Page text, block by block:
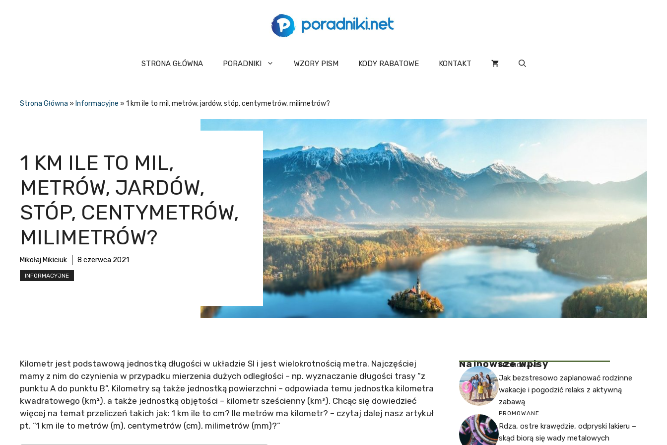
STRONA GŁÓWNA PORADNIKI WZORY PISM KODY RABATOWE KONTAKT
Strona Główna » Informacyjne » 1 km ile to mil, metrów, jardów, stóp, centymetrów, milimetrów?
1 KM ILE TO MIL,
METRÓW, JARDÓW,
STÓP, CENTYMETRÓW,
MILIMETRÓW?
Mikołaj Mikiciuk 8 czerwca 2021
INFORMACYJNE
Kilometr jest podstawową jednostką długości w układzie SI i jest wielokrotnością metra. Najczęściej
mamy z nim do czynienia w przypadku mierzenia dużych odległości – np. wyznaczanie długości trasy “z
punktu A do punktu B”. Kilometry są także jednostką powierzchni – odpowiada temu jednostka kilometra
kwadratowego (km²), a także jednostką objętości – kilometr sześcienny (km³). Chcąc się dowiedzieć
więcej na temat przeliczeń takich jak: 1 km ile to cm? Ile metrów ma kilometr? – czytaj dalej nasz artykuł
pt. “1 km ile to metrów (m), centymetrów (cm), milimetrów (mm)?“
Najnowsze Wpisy
PROMOWANE
Jak bezstresowo zaplanować rodzinne
wakacje i pogodzić relaks z aktywną
zabawą
PROMOWANE
Rdza, ostre krawędzie, odpryski lakieru –
skąd biorą się wady metalowych